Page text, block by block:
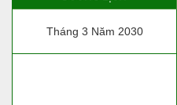
Tháng 3 Năm 2030